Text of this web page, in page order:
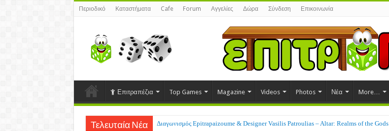
Περιοδικό Καταστήματα Cafe Forum Αγγελίες Δώρα Σύνδεση Επικοινωνία
Επιτραπέζια Top Games Magazine Videos Photos Νέα More…
Τελευταία Νέα Διαγωνισμός Epitrapaizoume & Designer Vasilis Patroulias – Altar: Realms of the Gods